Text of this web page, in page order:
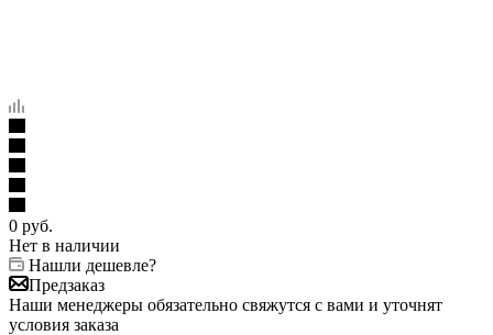
0 руб.
Нет в наличии
Нашли дешевле?
Предзаказ
Наши менеджеры обязательно свяжутся с вами и уточнят
условия заказа